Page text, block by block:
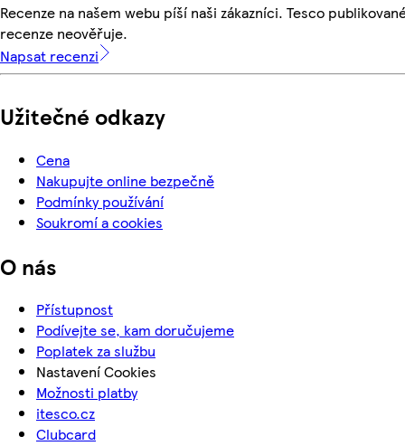
Recenze na našem webu píší naši zákazníci. Tesco
recenze neověřuje.
Napsat recenzi
Užitečné odkazy
Cena
Nakupujte online bezpečně
Podmínky používání
Soukromí a cookies
O nás
Přístupnost
Podívejte se, kam doručujeme
Poplatek za službu
Nastavení Cookies
Možnosti platby
itesco.cz
Clubcard